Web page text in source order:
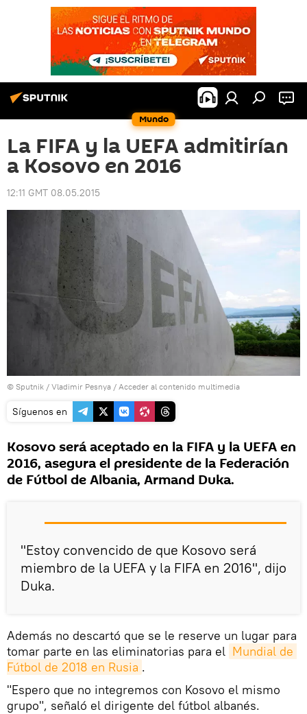
Mundo
La FIFA y la UEFA admitirían
a Kosovo en 2016
12:11 GMT 08.05.2015
© Sputnik / Vladimir Pesnya / Acceder al contenido multimedia
Síguenos en
Kosovo será aceptado en la FIFA y la UEFA en
2016, asegura el presidente de la Federación
de Fútbol de Albania, Armand Duka.
"Estoy convencido de que Kosovo será
miembro de la UEFA y la FIFA en 2016", dijo
Duka.
Además no descartó que se le reserve un lugar para
tomar parte en las eliminatorias para el Mundial de
Fútbol de 2018 en Rusia .
"Espero que no integremos con Kosovo el mismo
grupo", señaló el dirigente del fútbol albanés.